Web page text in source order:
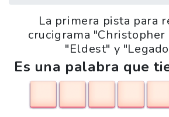
La primera pista para
crucigrama "Christopher
"Eldest" y
Es una palabra que